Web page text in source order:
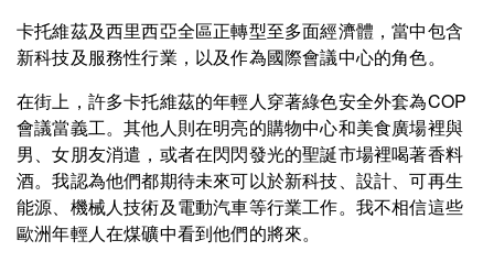
卡托維茲及西里西亞全區正轉型至多面經濟體，當中包含
新科技及服務性行業，以及作為國際會議中心的角色。
在街上，許多卡托維茲的年輕人穿著綠色安全外套為COP
會議當義工。其他人則在明亮的購物中心和美食廣場裡與
男、女朋友消遣，或者在閃閃發光的聖誕市場裡喝著香料
酒。我認為他們都期待未來可以於新科技、設計、可再生
能源、機械人技術及電動汽車等行業工作。我不相信這些
歐洲年輕人在煤礦中看到他們的將來。